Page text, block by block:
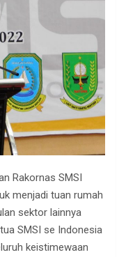
Rakornas SMSI
menjadi tuan rumah
sektor lainnya
SMSI se Indonesia
keistimewaan